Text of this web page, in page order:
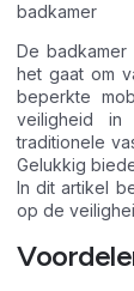
badkamer
De
het gaat om
beperkte
veiligheid in
traditionele
Gelukkig
In dit artikel
op de